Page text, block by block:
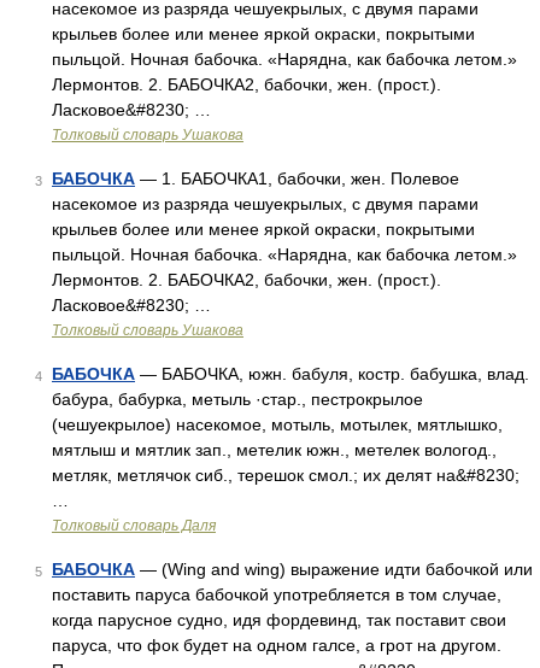
насекомое из разряда чешуекрылых, с двумя парами
крыльев более или менее яркой окраски, покрытыми
пыльцой. Ночная бабочка. «Нарядна, как бабочка летом.»
Лермонтов. 2. БАБОЧКА2, бабочки, жен. (прост.).
Ласковое&#8230; …
Толковый словарь Ушакова
3 БАБОЧКА — 1. БАБОЧКА1, бабочки, жен. Полевое
насекомое из разряда чешуекрылых, с двумя парами
крыльев более или менее яркой окраски, покрытыми
пыльцой. Ночная бабочка. «Нарядна, как бабочка летом.»
Лермонтов. 2. БАБОЧКА2, бабочки, жен. (прост.).
Ласковое&#8230; …
Толковый словарь Ушакова
4 БАБОЧКА — БАБОЧКА, южн. бабуля, костр. бабушка, влад.
бабура, бабурка, метыль ·стар., пестрокрылое
(чешуекрылое) насекомое, мотыль, мотылек, мятлышко,
мятлыш и мятлик зап., метелик южн., метелек вологод.,
метляк, метлячок сиб., терешок смол.; их делят на&#8230;
Толковый словарь Даля
5 БАБОЧКА — (Wing and wing) выражение идти бабочкой или
поставить паруса бабочкой употребляется в том случае,
когда парусное судно, идя фордевинд, так поставит свои
паруса, что фок будет на одном галсе, а грот на другом.